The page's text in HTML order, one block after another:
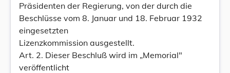
Präsidenten der Regierung, von der durch die
Beschlüsse vom 8. Januar und 18. Februar 1932
eingesetzten
Lizenzkommission ausgestellt.
Art. 2. Dieser Beschluß wird im „Memorial"
veröffentlicht